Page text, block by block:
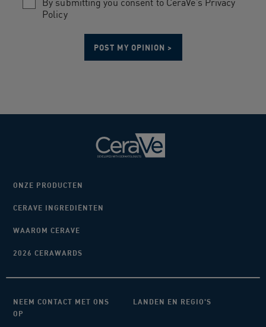
By submitting you consent to CeraVe’s Privacy
Policy
ONZE PRODUCTEN
CERAVE INGREDIËNTEN
WAAROM CERAVE
2026 CERAWARDS
NEEM CONTACT MET ONS
OP
LANDEN EN REGIO'S